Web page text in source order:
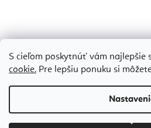
S cieľom poskytnúť vám najlepšie
cookie. Pre lepšiu ponuku si